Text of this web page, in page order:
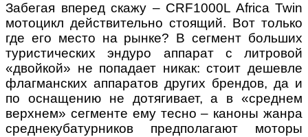
Забегая вперед скажу – CRF1000L Africa Twin
мотоцикл действительно стоящий. Вот только
где его место на рынке? В сегмент больших
туристических эндуро аппарат с литровой
«двойкой» не попадает никак: стоит дешевле
флагманских аппаратов других брендов, да и
по оснащению не дотягивает, а в «среднем
верхнем» сегменте ему тесно – каноны жанра
среднекубатурников предполагают моторы